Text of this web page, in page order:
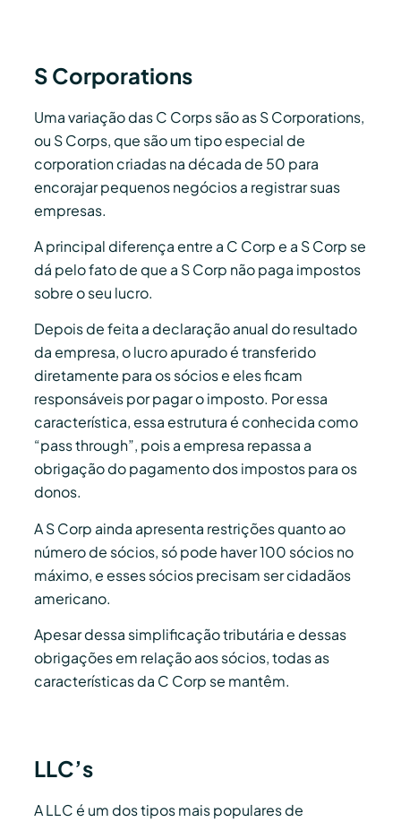
S Corporations
Uma variação das C Corps são as S Corporations,
ou S Corps, que são um tipo especial de
corporation criadas na década de 50 para
encorajar pequenos negócios a registrar suas
empresas.
A principal diferença entre a C Corp e a S Corp se
dá pelo fato de que a S Corp não paga impostos
sobre o seu lucro.
Depois de feita a declaração anual do resultado
da empresa, o lucro apurado é transferido
diretamente para os sócios e eles ficam
responsáveis por pagar o imposto. Por essa
característica, essa estrutura é conhecida como
“pass through”, pois a empresa repassa a
obrigação do pagamento dos impostos para os
donos.
A S Corp ainda apresenta restrições quanto ao
número de sócios, só pode haver 100 sócios no
máximo, e esses sócios precisam ser cidadãos
americano.
Apesar dessa simplificação tributária e dessas
obrigações em relação aos sócios, todas as
características da C Corp se mantêm.
LLC’s
A LLC é um dos tipos mais populares de